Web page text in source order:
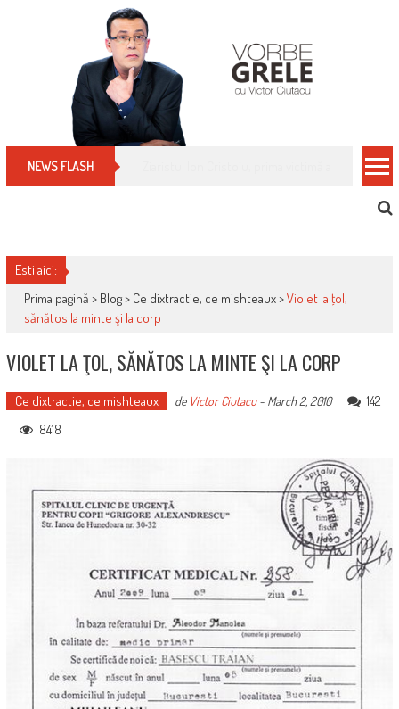
NEWS FLASH Cum îți schimbi, rapid, gratuit și eficient,
Esti aici:
Prima pagină > Blog> Ce dixtractie, ce mishteaux>Violet la ţol,
sănătos la minte şi la corp
VIOLET LA ŢOL, SĂNĂTOS LA MINTE ŞI LA CORP
Ce dixtractie, ce mishteaux de Victor Ciutacu- March 2, 2010
142
8418